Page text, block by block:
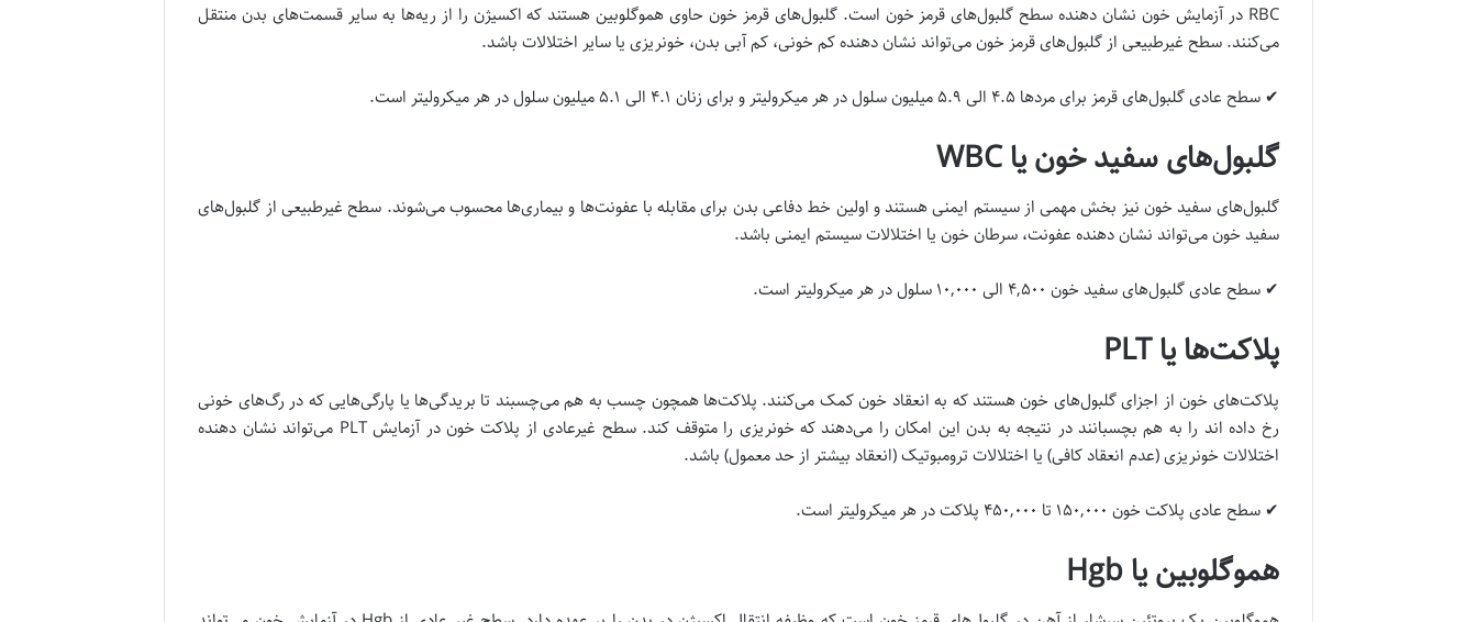
RBC در آزمایش خون نشان دهنده سطح گلبول‌های قرمز خون است. گلبول‌های قرمز خون حاوی هموگلوبین هستند که اکسیژن را از ریه‌ها به سایر قسمت‌های بدن منتقل
می‌کنند. سطح غیرطبیعی از گلبول‌های قرمز خون می‌تواند نشان دهنده کم خونی‌، کم آبی بدن، خونریزی یا سایر اختلالات باشد.
✔ سطح عادی گلبول‌های قرمز برای مردها ۴.۵ الی ۵.۹ میلیون سلول در هر میکرولیتر و برای زنان ۴.۱ الی ۵.۱ میلیون سلول در هر میکرولیتر است.
گلبول‌های سفید خون یا WBC
گلبول‌های سفید خون نیز بخش مهمی از سیستم ایمنی هستند و اولین خط دفاعی بدن برای مقابله با عفونت‌ها و بیماری‌ها محسوب می‌شوند. سطح غیرطبیعی از گلبول‌های
سفید خون می‌تواند نشان دهنده عفونت، سرطان خون یا اختلالات سیستم ایمنی باشد.
✔ سطح عادی گلبول‌های سفید خون ۴,۵۰۰ الی ۱۰,۰۰۰ سلول در هر میکرولیتر است.
پلاکت‌ها یا PLT
پلاکت‌های خون از اجزای گلبول‌های خون هستند که به انعقاد خون کمک می‌کنند. پلاکت‌ها همچون چسب به هم می‌چسبند تا بریدگی‌ها یا پارگی‌‌هایی که در رگ‌های خونی
رخ داده اند را به هم بچسبانند در نتیجه به بدن این امکان را می‌دهند که خونریزی را متوقف کند. سطح غیرعادی از پلاکت خون در آزمایش PLT می‌تواند نشان دهنده
اختلالات خونریزی (عدم انعقاد کافی) یا اختلالات ترومبوتیک (انعقاد بیشتر از حد معمول) باشد.
✔ سطح عادی پلاکت خون ۱۵۰,۰۰۰ تا ۴۵۰,۰۰۰ پلاکت در هر میکرولیتر است.
هموگلوبین یا Hgb